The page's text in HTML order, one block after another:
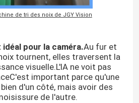
de tri des noix de JGY Vision
pour la caméra.Au fur et
tournent, elles traversent la
visuelle.L'IA ne voit pas
important parce qu'une
d'un côté, mais avoir des
de l'autre.